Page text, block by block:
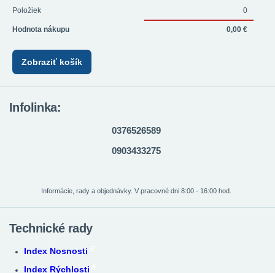
Položiek 0
Hodnota nákupu 0,00 €
Zobraziť košík
Infolinka:
0376526589
0903433275
Informácie, rady a objednávky. V pracovné dni 8:00 - 16:00 hod.
Technické rady
Index Nosnosti
Index Rýchlosti